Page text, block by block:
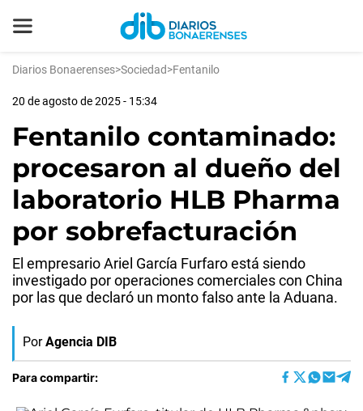
Diarios Bonaerenses>Sociedad>Fentanilo
20 de agosto de 2025 - 15:34
Fentanilo contaminado:
procesaron al dueño del
laboratorio HLB Pharma
por sobrefacturación
El empresario Ariel García Furfaro está siendo
investigado por operaciones comerciales con China
por las que declaró un monto falso ante la Aduana.
Por Agencia DIB
Para compartir: